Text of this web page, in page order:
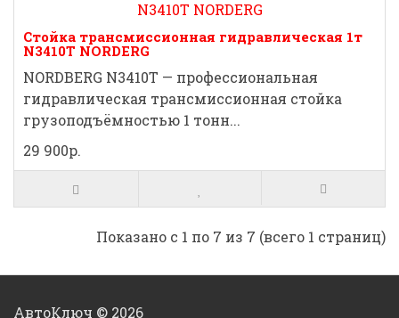
Стойка трансмиссионная гидравлическая 1т
N3410T NORDERG
NORDBERG N3410T — профессиональная
гидравлическая трансмиссионная стойка
грузоподъёмностью 1 тонн...
29 900р.
Показано с 1 по 7 из 7 (всего 1 страниц)
АвтоКлюч © 2026